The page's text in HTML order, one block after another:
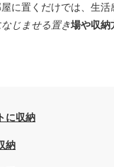
に置くだけでは、生活
じませる置き場や収納
に収納
納